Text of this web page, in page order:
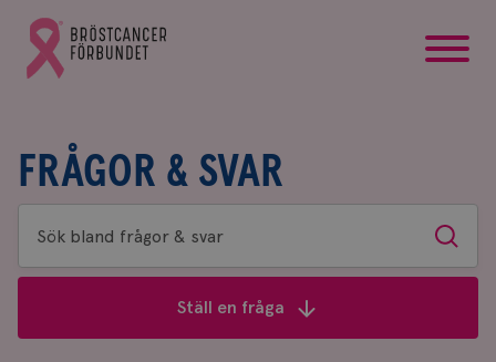
Gå
till
Bröstcancerförbundets
FRÅGOR & SVAR
Sök
bland
&
Sök
Ställ en fråga